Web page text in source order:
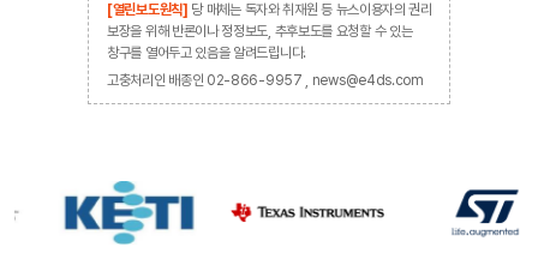
[열린보도원칙] 당 매체는 독자와 취재원 등 뉴스이용자의 권리
보장을 위해 반론이나 정정보도, 추후보도를 요청할 수 있는
창구를 열어두고 있음을 알려드립니다.
고충처리인 배종인 02-866-9957 , news@e4ds.com